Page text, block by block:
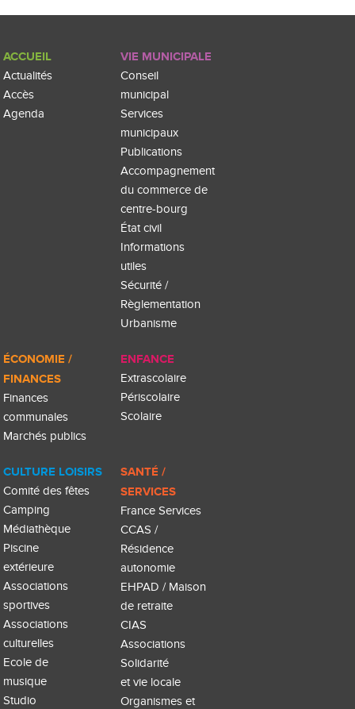
ACCUEIL
Actualités
Accès
Agenda
VIE MUNICIPALE
Conseil
municipal
Services
municipaux
Publications
Accompagnement
du commerce de
centre-bourg
État civil
Informations
utiles
Sécurité /
Règlementation
Urbanisme
ÉCONOMIE /
FINANCES
Finances
communales
Marchés publics
ENFANCE
Extrascolaire
Périscolaire
Scolaire
CULTURE LOISIRS
Comité des fêtes
Camping
Médiathèque
Piscine
extérieure
Associations
sportives
Associations
culturelles
Ecole de
musique
Studio
SANTÉ /
SERVICES
France Services
CCAS /
Résidence
autonomie
EHPAD / Maison
de retraite
CIAS
Associations
Solidarité
et vie locale
Organismes et